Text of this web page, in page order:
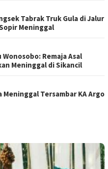
Tabrak Truk Gula di Jalur
Meninggal
Remaja Asal
Meninggal di Sikancil
Meninggal Tersambar KA Argo